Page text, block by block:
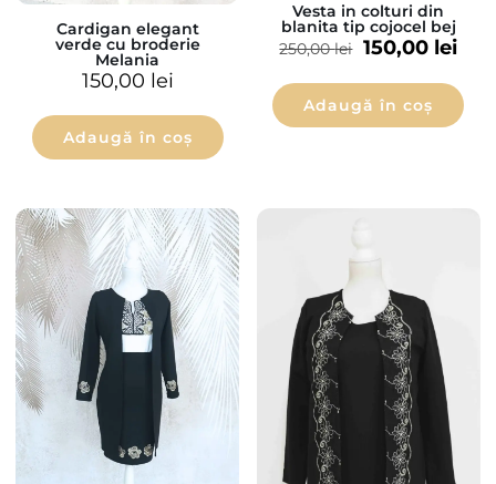
Cardigan elegant
verde cu broderie
Melania
150,00 lei
Adaugă în coș
Vesta in colturi din
blanita tip cojocel bej
250,00lei 150,00 lei
Adaugă în coș